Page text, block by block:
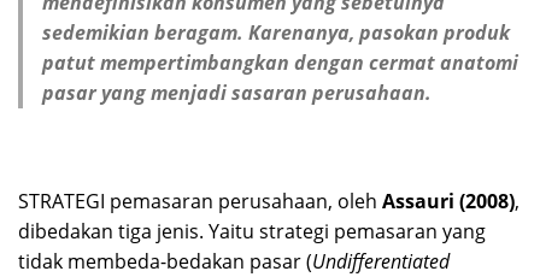
sedemikian beragam. Karenanya, pasokan produk
patut mempertimbangkan dengan cermat anatomi
pasar yang menjadi sasaran perusahaan.
STRATEGI pemasaran perusahaan, oleh Assauri (2008),
dibedakan tiga jenis. Yaitu strategi pemasaran yang
tidak membeda-bedakan pasar (Undifferentiated